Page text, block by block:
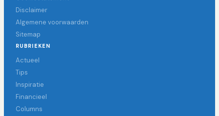
Disclaimer
Algemene voorwaarden
Sitemap
RUBRIEKEN
Actueel
Tips
Inspiratie
Financieel
Columns